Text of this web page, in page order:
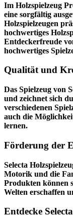
Im Holzspielzeug
eine sorgfältig
Holzspielzeugen
hochwertiges
Entdeckerfreude
hochwertiges
Qualität und
Das Spielzeug von
und zeichnet sich
verschiedenen
auch die
lernen.
Förderung der
Selecta
Motorik und die
Produkten können
Welten erschaffen
Entdecke